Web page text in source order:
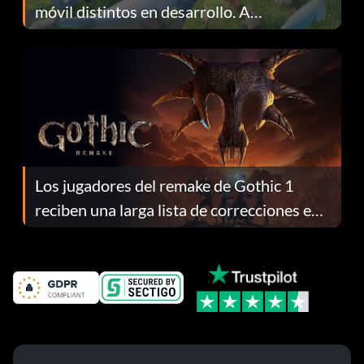
móvil distintos en desarrollo. A
continuación te explicamos por qué.
Los jugadores del remake de Gothic 1
reciben una larga lista de correcciones en
el parche 1.0.4